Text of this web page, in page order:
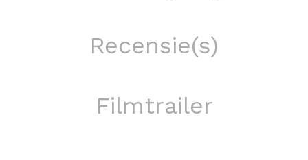
Recensie(s)
Filmtrailer